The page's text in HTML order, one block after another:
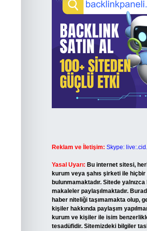
Reklam ve İletişim: Skype:
Yasal Uyarı: Bu internet sitesi,
kurum veya şahıs şirketi ile hiçbir
bulunmamaktadır. Sitede yalnızca
makaleler paylaşılmaktadır.
haber niteliği taşımamakta olup,
kişiler hakkında paylaşım
kurum ve kişiler ile isim
tesadüfidir. Sitemizdeki bilgiler